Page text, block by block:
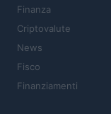
Finanza
Criptovalute
News
Fisco
Finanziamenti